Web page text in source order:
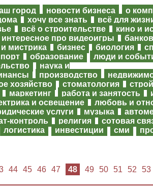
город новости бизнеса
о
хочу все знать
всё для
всё о строительстве
кино и
интересное про видеоигры
мистрика бизнес биология
образование
люди и
наука и
производство
хозяйство стоматология
маркетинг работа и занятость
и освещение
любовь и
услуги музыка
контроль религия
сотовая
логистика инвестиции сми
44 45 46 47 48 49 50 51 52 53